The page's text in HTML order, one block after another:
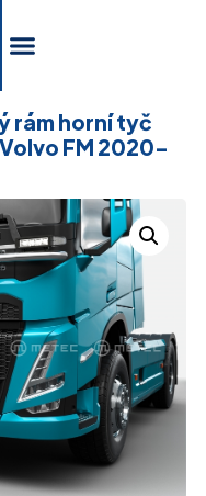
rám horní tyč
FM 2020-